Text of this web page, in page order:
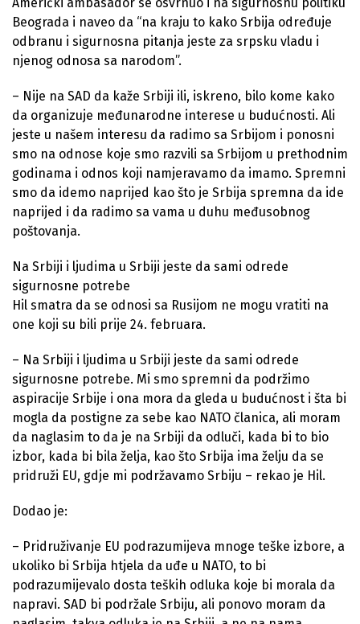
Beograda i naveo da “na kraju to kako Srbija određuje
odbranu i sigurnosna pitanja jeste za srpsku vladu i
njenog odnosa sa narodom”.
– Nije na SAD da kaže Srbiji ili, iskreno, bilo kome kako
da organizuje međunarodne interese u budućnosti. Ali
jeste u našem interesu da radimo sa Srbijom i ponosni
smo na odnose koje smo razvili sa Srbijom u prethodnim
godinama i odnos koji namjeravamo da imamo. Spremni
smo da idemo naprijed kao što je Srbija spremna da ide
naprijed i da radimo sa vama u duhu međusobnog
poštovanja.
Na Srbiji i ljudima u Srbiji jeste da sami odrede
sigurnosne potrebe
Hil smatra da se odnosi sa Rusijom ne mogu vratiti na
one koji su bili prije 24. februara.
– Na Srbiji i ljudima u Srbiji jeste da sami odrede
sigurnosne potrebe. Mi smo spremni da podržimo
aspiracije Srbije i ona mora da gleda u budućnost i šta bi
mogla da postigne za sebe kao NATO članica, ali moram
da naglasim to da je na Srbiji da odluči, kada bi to bio
izbor, kada bi bila želja, kao što Srbija ima želju da se
pridruži EU, gdje mi podržavamo Srbiju – rekao je Hil.
Dodao je:
– Pridruživanje EU podrazumijeva mnoge teške izbore, a
ukoliko bi Srbija htjela da uđe u NATO, to bi
podrazumijevalo dosta teških odluka koje bi morala da
napravi. SAD bi podržale Srbiju, ali ponovo moram da